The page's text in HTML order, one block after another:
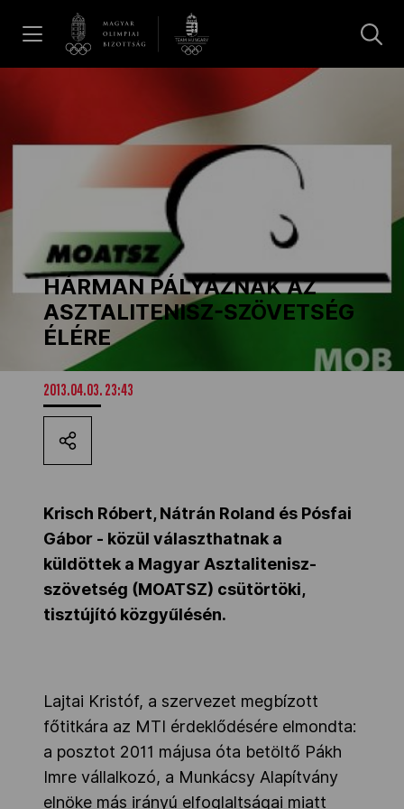
Dakar 2026
Los Angeles 2028
MOB
Kettőskarrier-program
NOB
Társszervezetek
Adatbank
HÁRMAN PÁLYÁZNAK AZ
ASZTALITENISZ-SZÖVETSÉG
ÉLÉRE
2013.04.03. 23:43
Krisch Róbert, Nátrán Roland és Pósfai
Gábor - közül választhatnak a
küldöttek a Magyar Asztalitenisz-
szövetség (MOATSZ) csütörtöki,
tisztújító közgyűlésén.
Lajtai Kristóf, a szervezet megbízott
főtitkára az MTI érdeklődésére elmondta:
a posztot 2011 májusa óta betöltő Pákh
Imre vállalkozó, a Munkácsy Alapítvány
elnöke más irányú elfoglaltságai miatt